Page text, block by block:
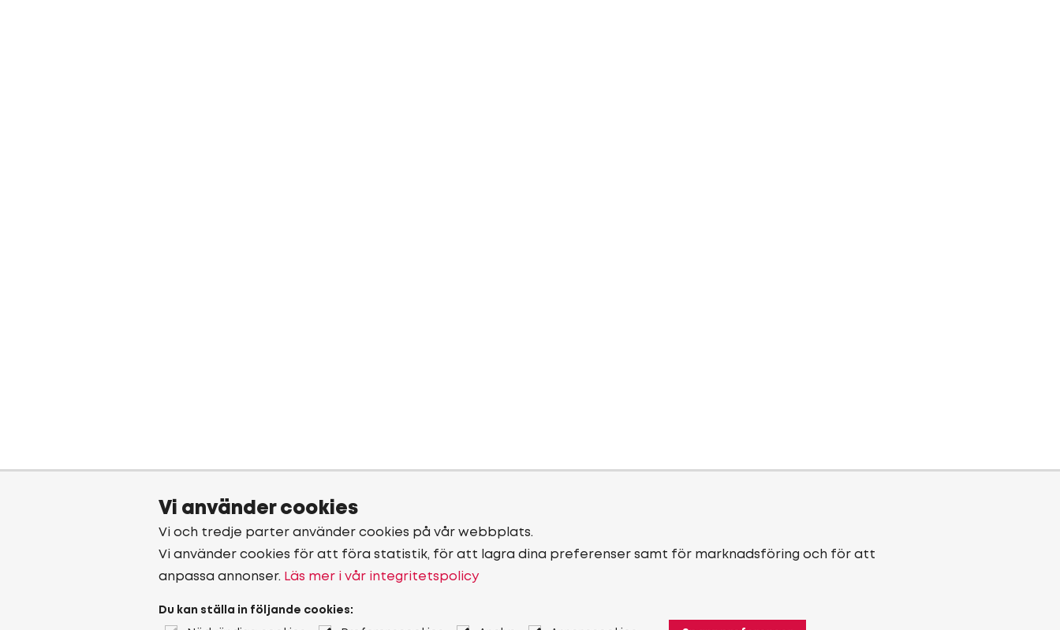
Vi använder cookies
Vi och tredje parter använder cookies på vår webbplats.
Vi använder cookies för att föra statistik, för att lagra dina preferenser samt för marknadsföring och för att
anpassa annonser. Läs mer i vår integritetspolicy
Du kan ställa in följande cookies: